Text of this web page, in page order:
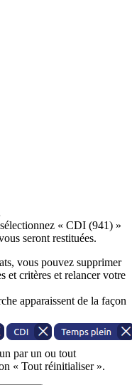
« CDI (941) »
seront restituées.
vous pouvez supprimer
et critères et relancer votre
apparaissent de la façon
par un ou tout
« Tout réinitialiser ».